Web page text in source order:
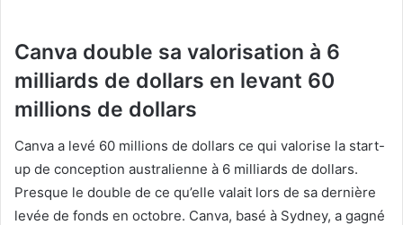
Canva double sa valorisation à 6
milliards de dollars en levant 60
millions de dollars
Canva a levé 60 millions de dollars ce qui valorise la start-
up de conception australienne à 6 milliards de dollars.
Presque le double de ce qu’elle valait lors de sa dernière
levée de fonds en octobre. Canva, basé à Sydney, a gagné